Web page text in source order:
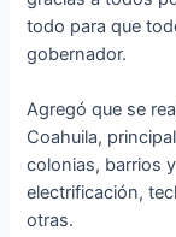
todo para que
gobernador.
Agregó que se
Coahuila,
colonias, barrios
electrificación,
otras.